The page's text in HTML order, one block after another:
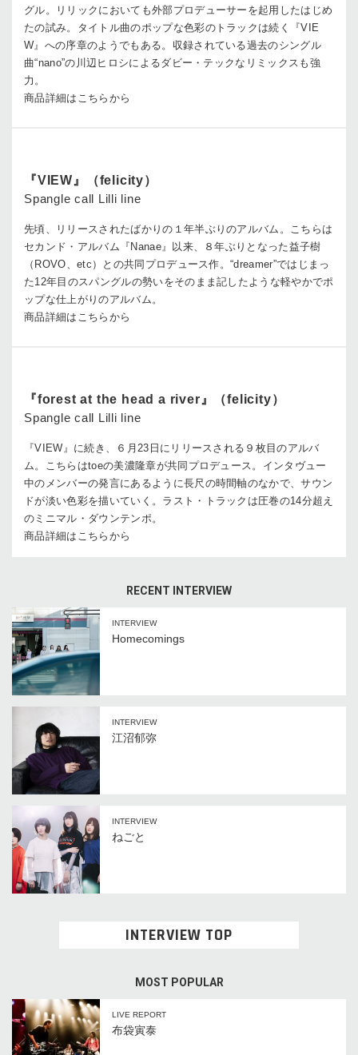
グル。リリックにおいても外部プロデューサーを起用したはじめ
たの試み。タイトル曲のポップな色彩のトラックは続く『VIE
W』への序章のようでもある。収録されている過去のシングル
曲“nano”の川辺ヒロシによるダビー・テックなリミックスも強
力。
商品詳細はこちらから
『VIEW』（felicity）
Spangle call Lilli line
先頃、リリースされたばかりの１年半ぶりのアルバム。こちらは
セカンド・アルバム『Nanae』以来、８年ぶりとなった益子樹
（ROVO、etc）との共同プロデュース作。“dreamer”ではじまっ
た12年目のスパングルの勢いをそのまま記したような軽やかでポ
ップな仕上がりのアルバム。
商品詳細はこちらから
『forest at the head a river』（felicity）
Spangle call Lilli line
『VIEW』に続き、６月23日にリリースされる９枚目のアルバ
ム。こちらはtoeの美濃隆章が共同プロデュース。インタヴュー
中のメンバーの発言にあるように長尺の時間軸のなかで、サウン
ドが淡い色彩を描いていく。ラスト・トラックは圧巻の14分超え
のミニマル・ダウンテンポ。
商品詳細はこちらから
RECENT INTERVIEW
INTERVIEW
Homecomings
INTERVIEW
江沼郁弥
INTERVIEW
ねごと
INTERVIEW TOP
MOST POPULAR
LIVE REPORT
布袋寅泰